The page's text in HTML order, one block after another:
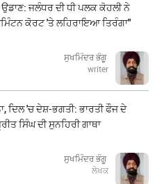
ਜਲੰਧਰ ਦੀ ਧੀ ਪਲਕ ਕੋਹਲੀ ਨੇ
ਕੋਰਟ 'ਤੇ ਲਹਿਰਾਇਆ ਤਿਰੰਗਾ"
ਸੁਖਮਿੰਦਰ ਭੰਗੂ
writer
ਦਿਲ 'ਚ ਦੇਸ਼-ਭਗਤੀ: ਭਾਰਤੀ ਫੌਜ ਦੇ
ਸਿੰਘ ਦੀ ਸੁਨਹਿਰੀ ਗਾਥਾ
ਸੁਖਮਿੰਦਰ ਭੰਗੂ
ਲੇਖਕ